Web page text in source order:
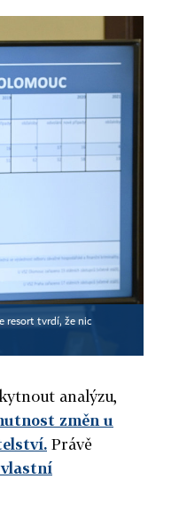
resort tvrdí, že nic
analýzu,
změn u
Právě